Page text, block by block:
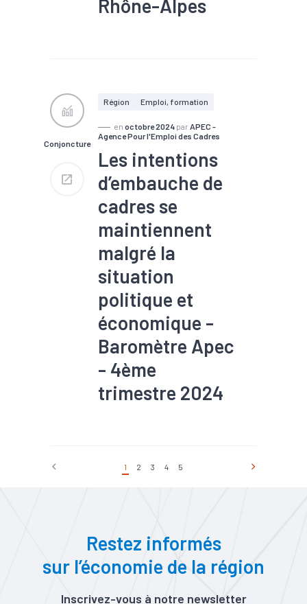
Rhône-Alpes
7 100 établissements
100 200 salariés
4 % des effectifs salariés
Conjoncture
Région Emploi, formation
en octobre 2024 par APEC -
Agence Pour l'Emploi des Cadres
Les intentions
d’embauche de
cadres se
maintiennent
malgré la
situation
politique et
économique -
Baromètre Apec
- 4ème
trimestre 2024
#Emploi
#Industrie
#Interim
#Numérique
#Recrutement
1 2 3 4 5
Restez informés
sur l’économie de la région
Inscrivez-vous à notre newsletter